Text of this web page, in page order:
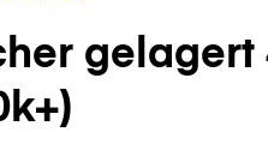
gelagert